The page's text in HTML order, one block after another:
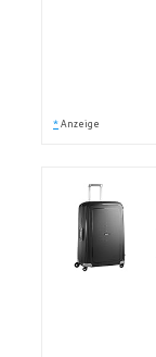
* Anzeige